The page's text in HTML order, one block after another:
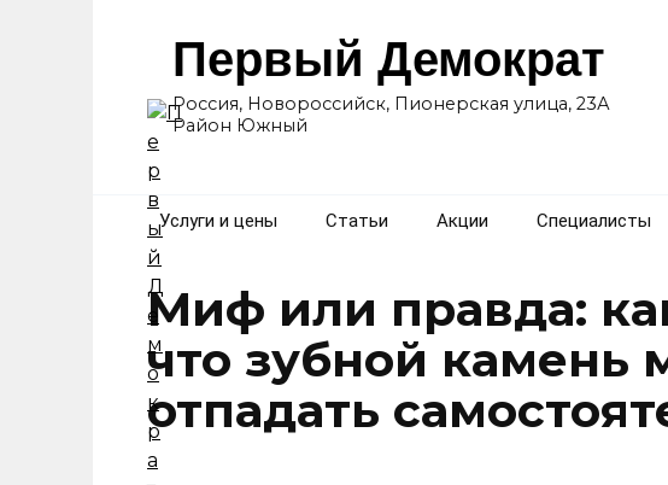
Первый Демократ
Россия, Новороссийск, Пионерская улица, 23А
Район Южный
Услуги и цены Статьи Акции Специалисты
Миф или правда:
что зубной камень
отпадать